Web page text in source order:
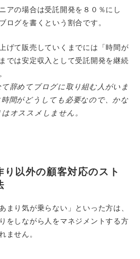
アの場合は受託開発を８０％にし
ログを書くという割合です。
げて販売していくまでには「時間が
では安定収入として受託開発を継続
辞めてブログに取り組む人がいま
間がどうしても必要なので、かな
オススメしません。
り以外の顧客対応のスト
まり気が乗らない」といった方は、
をしながら人をマネジメントする方
ません。